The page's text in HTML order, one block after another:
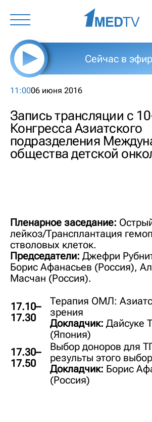
Сейчас в
11:0006 июня 2016
Запись трансляции с
Конгресса Азиатского
подразделения
общества детской
Пленарное заседание:
лейкоз/Трансплантация
стволовых клеток.
Председатели: Джефри
Борис Афанасьев (Россия),
Масчан (Россия).
17.10–
17.30
Терапия ОМЛ:
зрения
Докладчик: Дайсуке
(Япония)
17.30–
17.50
Выбор доноров для
результы этого
Докладчик: Борис
(Россия)